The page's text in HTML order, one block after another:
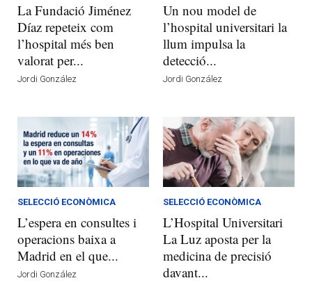
La Fundació Jiménez
Díaz repeteix com
l’hospital més ben
valorat per...
Jordi González
Un nou model de
l’hospital universitari la
llum impulsa la
detecció...
Jordi González
SELECCIÓ ECONÒMICA
L’espera en consultes i
operacions baixa a
Madrid en el que...
Jordi González
SELECCIÓ ECONÒMICA
L’Hospital Universitari
La Luz aposta per la
medicina de precisió
davant...